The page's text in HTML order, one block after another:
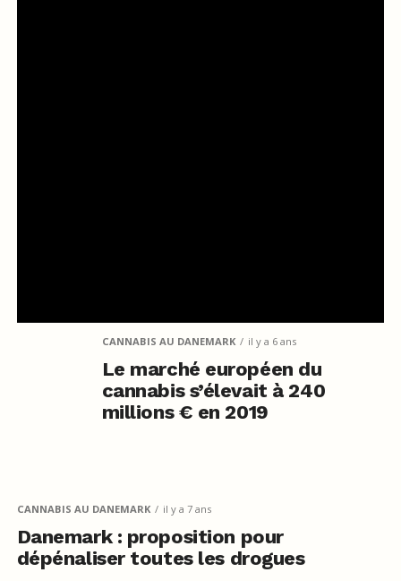
CANNABIS AU DANEMARK il y a 6 ans
Le marché européen du
cannabis s’élevait à 240
millions € en 2019
CANNABIS AU DANEMARK il y a 7 ans
Danemark : proposition pour
dépénaliser toutes les drogues